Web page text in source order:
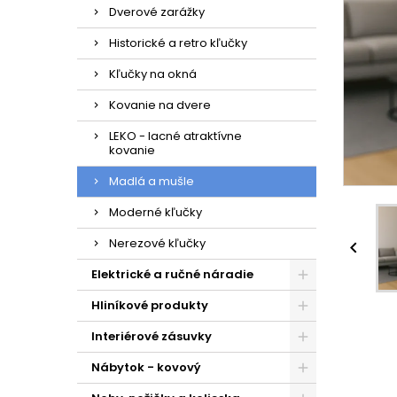
Dverové zarážky
Historické a retro kľučky
Kľučky na okná
Kovanie na dvere
LEKO - lacné atraktívne
kovanie
Madlá a mušle
Moderné kľučky
Nerezové kľučky
Elektrické a ručné náradie
Hliníkové produkty
Interiérové zásuvky
Nábytok - kovový
